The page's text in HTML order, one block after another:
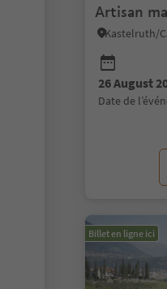
Artisan
26 August
date de
Billet en ligne ici